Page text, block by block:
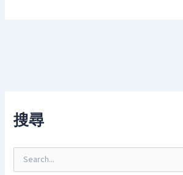
搜尋